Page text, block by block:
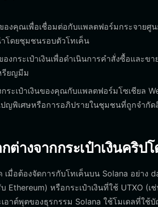
ของคุณเพื่อเชื่อมต่อกับแพลตฟอร์มกระจาย
โดยชุมชนรอบตัวโทเค็น
งกระเป๋าเงินเพื่อดำเนินการคำสั่งซื้อและข
รียญมีม
กระเป๋าเงินของคุณกับแพลตฟอร์มโซเชียล
ญพิเศษหรือการอภิปรายในชุมชนที่ถูกจำกัด
ต่างจากกระเป๋าเงินคริป
เมื่อต้องจัดการกับโทเค็นบน Solana อย่า
Ethereum) หรือกระเป๋าเงินที่ใช้ UTXO (
อาต์พุตของธุรกรรม Solana ใช้โมเดลที่ใช้